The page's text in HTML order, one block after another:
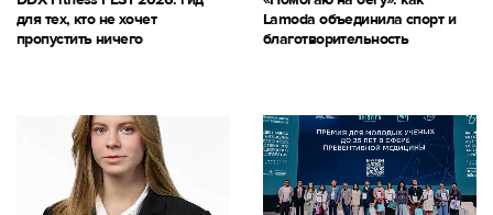
для тех, кто не хочет
пропустить ничего
Lamoda объединила спорт и
благотворительность